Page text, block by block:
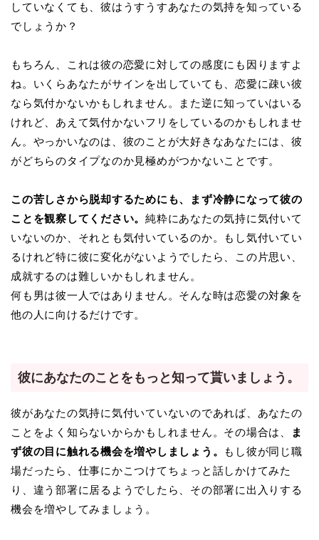
していなくても、彼はうすうすあなたの気持を知っている
でしょうか？
もちろん、これは彼の恋愛に対しての感度にも因りますよ
ね。いくらあなたがサインを出していても、恋愛に疎い彼
なら気付かないかもしれません。また逆に知っていはいる
けれど、あえて気付かないフリをしているのかもしれませ
ん。やっかいなのは、彼のことが大好きなあなたには、彼
がどちらのタイプなのか見極めがつかないことです。
この苦しさから脱却するためにも、まず冷静になって彼の
ことを観察してください。純粋にあなたの気持に気付いて
いないのか、それとも気付いているのか。もし気付いてい
るけれど特に彼に変化がないようでしたら、この片思い、
成就するのは難しいかもしれません。
何も男は彼一人ではありません。そんな時は恋愛の対象を
他の人に向けるだけです。
彼にあなたのことをもっと知って貰いましょう。
彼があなたの気持に気付いていないのであれば、あなたの
ことをよく知らないからかもしれません。その場合は、
ま
ず彼の目に触れる機会を増やしましょう。 もし彼が同じ職
場だったら、仕事にかこつけてちょっと話しかけてみた
り、違う部署に居るようでしたら、その部署に出入りする
機会を増やしてみましょう。